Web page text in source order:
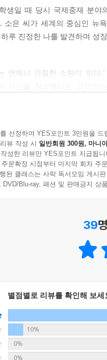
지려면 최소한 1, 2년이 걸릴
의 말뜻을 이해할 수 있었
과 인내가 필요했던 것이다.
는 현실에 혼란스러웠다. 고
리를 내는 법’이었다. 그렇게
서 오직 하나의 생각뿐이었다.
. 일이 되게 하는 것. 내 일을
보고, 그래도 안 되면, 그건 내
을 겪으면서 수차례 내 능력
시키거나, 그것이 어렵다면
이미 변화하고 있는 나를 리셋
맡을 리더가 아니야’, 혹은
섣부른 판단으로 관계의 발
있다. 우리 사회에서 흔히 볼
비롯되지 않던가.
사실이다. 어차피 인생은 여
서
전히 길을 찾고, 여전히 설렌다
매일 스스로를 단련하며 자
, 어디까지 바닥으로 떨어질
절묘하게 찾아냈다. 그녀는
려워하고 걱정하고 힘들어하
을 확장시키고 싶은 갈망이
자기 자신을 받아들이고 사랑
른 정도를 어떻게 지킬 수 있
한 후 이소은은 뉴욕 로펌에
와 정신이 상할 정도로 스스
잃지 않는 적절한 가면을 찾
강한 엄격함과 너그러움 사
말라고, 죽을 것 같은 절망과
람에게라도 가닿기를 바라
생일 때 당시 국제중재 분야
소은 씨가 세계의 중심인 뉴
루 진정한 나를 발견하며 성
언제나 간절한 소망이 있다
것”이라는 책 속의 말처럼 그
선정하여 YES포인트 3만원을 드
뷰 작성 시 일반회원 300원, 마니
성한 리뷰만 YES포인트 지급됩니
문확정 시점부터 마지막 회차 주
된 클래스는 사락 독서모임 게시
DVD/Blu-ray, 패션 및 판매금지 상
39
별점별로 리뷰를 확인해 보세
10%
0%
0%